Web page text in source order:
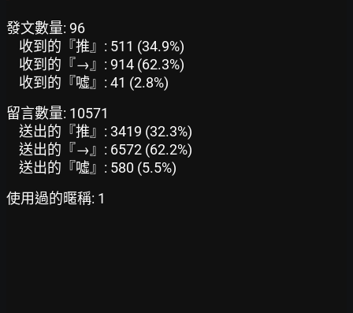
發文數量: 96
收到的『推』: 511 (34.9%)
收到的『→』: 914 (62.3%)
收到的『噓』: 41 (2.8%)
留言數量: 10571
送出的『推』: 3419 (32.3%)
送出的『→』: 6572 (62.2%)
送出的『噓』: 580 (5.5%)
使用過的暱稱: 1